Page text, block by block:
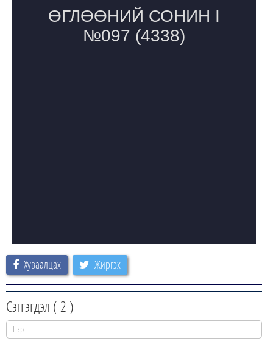
Хуваалцах Жиргэх
Сэтгэгдэл (2 )